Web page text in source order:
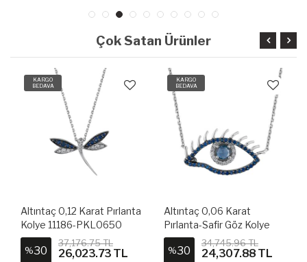
Çok Satan Ürünler
KARGO
BEDAVA
Altıntaç 0,12 Karat Pırlanta
Kolye 11186-PKL0650
%30
37,176.75 TL
26,023.73 TL
KARGO
BEDAVA
Altıntaç 0,06 Karat
Pırlanta-Safir Göz Kolye
11084-PKL0614
%30
34,745.96 TL
24,307.88 TL